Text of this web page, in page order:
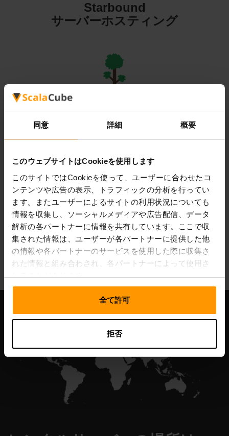
同意 詳細 概要
このウェブサイトはCookieを使用します
このサイトではCookieを使って、ユーザーに合わせたコ
ンテンツや広告の表示、トラフィックの分析を行ってい
ます。またユーザーによるサイトの利用状況についても
情報を収集し、ソーシャルメディアや広告配信、データ
解析の各パートナーに情報を共有しています。ここで収
集された情報は、ユーザーが各パートナーに提供した他
の情報や各パートナーのサービスを使用した際に収集さ
れた情報と組み合わされ、各パートナーによって使用さ
れることがあります。
全て許可
拒否
Starbound
サーバーホスティング
サーバーホスティング
Valheim
サーバーホスティング
All Games